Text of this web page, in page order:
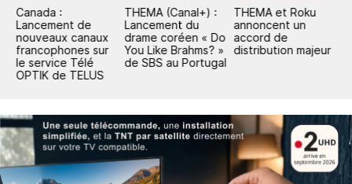
Canada :
Lancement de
nouveaux canaux
francophones sur
le service Télé
OPTIK de TELUS
THEMA (Canal+) :
Lancement du
drame coréen « Do
You Like Brahms? »
de SBS au Portugal
THEMA et Roku
annoncent un
accord de
distribution majeur